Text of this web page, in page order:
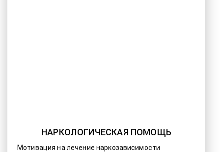
НАРКОЛОГИЧЕСКАЯ ПОМОЩЬ
Мотивация на лечение наркозависимости